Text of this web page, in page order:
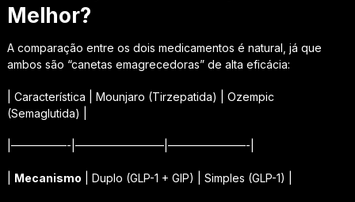
Melhor?
A comparação entre os dois medicamentos é natural, já que
ambos são “canetas emagrecedoras” de alta eficácia:
| Característica | Mounjaro (Tirzepatida) | Ozempic
(Semaglutida) |
|—————-|————————|———————-|
Mecanismo | Duplo (GLP-1 + GIP) | Simples (GLP-1) |